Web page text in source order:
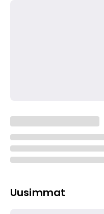
Uusimmat